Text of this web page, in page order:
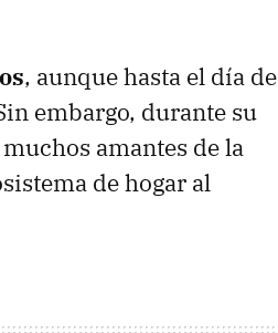
, aunque hasta el día de
embargo, durante su
amantes de la
de hogar al